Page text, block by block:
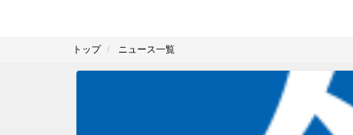
トップ ニュース一覧